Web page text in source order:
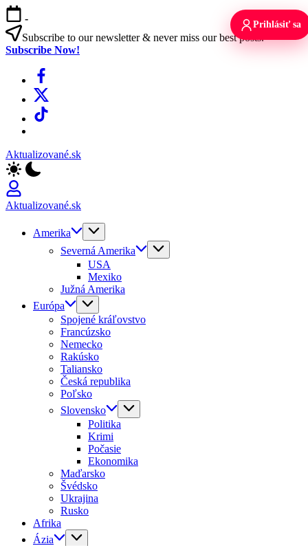
Skip
to
content
-
Subscribe to our newsletter & never miss our best posts.
Subscribe Now!
Facebook
X
TikTok
Aktualizované.sk
Aktualizované.sk
Amerika
Severná Amerika
USA
Mexiko
Južná Amerika
Európa
Spojené kráľovstvo
Francúzsko
Nemecko
Rakúsko
Taliansko
Česká republika
Poľsko
Slovensko
Politika
Krimi
Počasie
Ekonomika
Maďarsko
Švédsko
Ukrajina
Rusko
Afrika
Ázia
Prihlásiť sa